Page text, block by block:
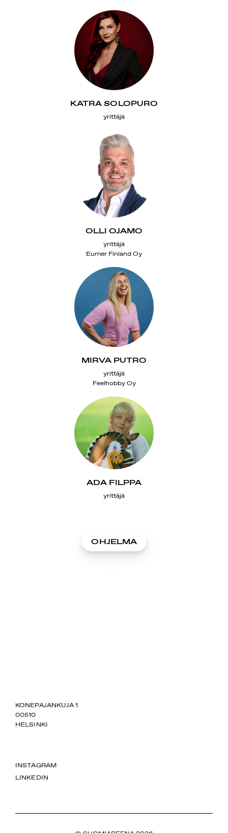
KATRA SOLOPURO
yrittäjä
OLLI OJAMO
yrittäjä
Eumer Finland Oy
MIRVA PUTRO
yrittäjä
Feelhobby Oy
ADA FILPPA
yrittäjä
OHJELMA
SUOMIAREENA
KONEPAJANKUJA 1
00510
HELSINKI
INSTAGRAM
LINKEDIN